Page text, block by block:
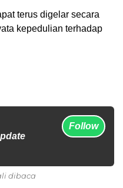
terus digelar secara
kepedulian terhadap
Follow
dibaca